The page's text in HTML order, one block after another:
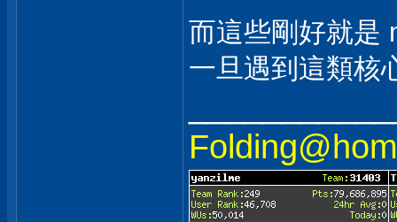
而這些剛好就是
一旦遇到這類核